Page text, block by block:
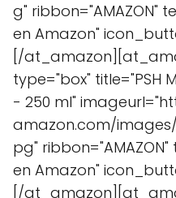
g" ribbon="AMAZON"
en Amazon"
[/
type="box" title="PSH
- 250 ml"
amazon.com/images/I/
pg"
en Amazon"
[/